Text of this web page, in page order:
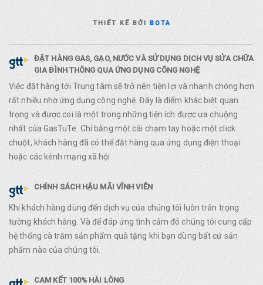
THIẾT KẾ BỞIBOTA
ĐẶT HÀNG GAS, GẠO, NƯỚC VÀ SỬ DỤNG DỊCH VỤ SỬA CHỮA
GIA ĐÌNH THÔNG QUA ỨNG DỤNG CÔNG NGHỆ
Việc đặt hàng tới Trung tâm sẽ trở nên tiện lợi và nhanh chóng hơn
rất nhiều nhờ ứng dụng công nghệ. Đây là điểm khác biệt quan
trọng và được coi là một trong những tiện ích được ưa chuộng
nhất của GasTuTe. Chỉ bằng một cái chạm tay hoặc một click
chuột, khách hàng đã có thể đặt hàng qua ứng dụng điện thoại
hoặc các kênh mạng xã hội
CHÍNH SÁCH HẬU MÃI VĨNH VIỄN
Khi khách hàng dùng đến dịch vụ của chúng tôi luôn trân trọng
tường khách hàng. Và để đáp ứng tình cảm đó chúng tôi cung cấp
hệ thống cà trăm sản phẩm quà tặng khi bạn dùng bất cứ sản
phẩm nào của chúng tôi.
CAM KẾT 100% HÀI LÒNG